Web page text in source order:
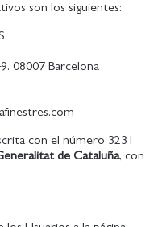
son los siguientes:
08007 Barcelona
con el número 3231
de Cataluña, con